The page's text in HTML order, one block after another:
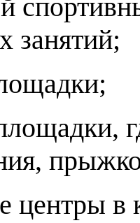
занятий;
центры в